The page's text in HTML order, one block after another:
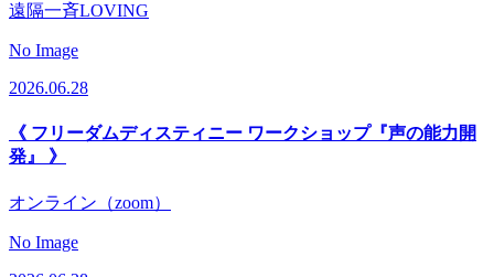
遠隔一斉LOVING
No Image
2026.06.28
《 フリーダムディスティニー ワークショップ『声の能力開
発』 》
オンライン（zoom）
No Image